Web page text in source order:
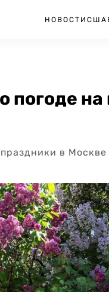
НОВОСТИ США
погоде
в